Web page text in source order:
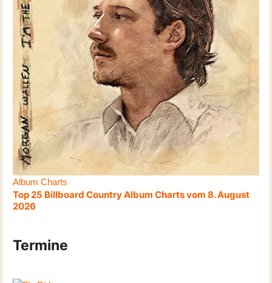
Album Charts
Top 25 Billboard Country Album Charts vom 8. August
2026
Termine